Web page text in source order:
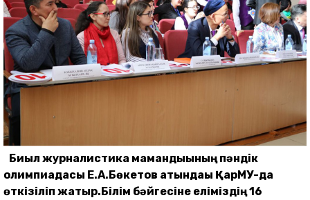
Биыл журналистика мамандығының пәндік
олимпиадасы Е.А.Бөкетов атындағы ҚарМУ-да
өткізіліп жатыр.Білім бәйгесіне еліміздің 16